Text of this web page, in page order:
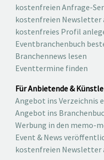
kostenfreien Anfrage-
kostenfreien Newsletter
kostenfreies Profil
Eventbranchenbuch
Branchennews lesen
Eventtermine finden
Für Anbietende &
Angebot ins Verzeichnis
Angebot ins
Werbung in den memo-
Event & News
kostenfreien Newsletter